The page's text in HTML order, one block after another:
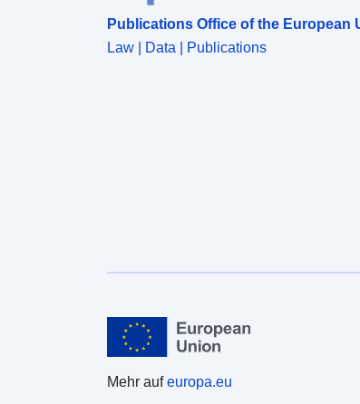
Publications Office of the European
Law | Data | Publications
Mehr aufeuropa.eu